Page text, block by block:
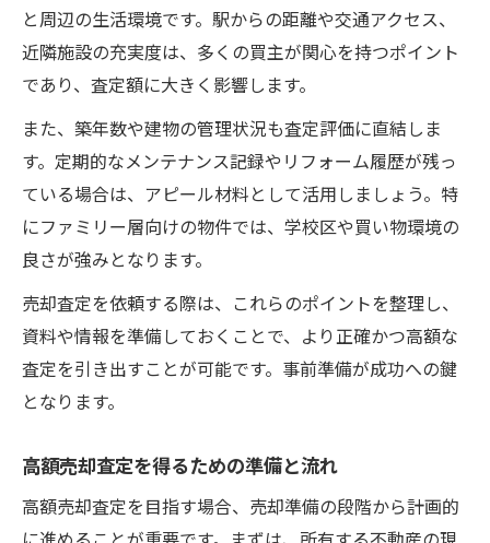
今こそ売却査定で強みを引き出すポイント
売却査定で自宅の強みを際立たせる方法
タイミング重視の売却査定活用ポイント
売却査定を通じて他物件との差別化を図る
強みを反映した売却査定の見せ方を工夫
売却査定の数字を活かすアピール戦略
売却査定を比較し高額成約へと導く戦略
高額成約に繋がる売却査定の選び方
売却査定比較で見落とせない重要ポイント
複数の売却査定を活かす交渉術を解説
と周辺の生活環境です。駅からの距離や交通アクセス、
近隣施設の充実度は、多くの買主が関心を持つポイント
であり、査定額に大きく影響します。
また、築年数や建物の管理状況も査定評価に直結しま
す。定期的なメンテナンス記録やリフォーム履歴が残っ
ている場合は、アピール材料として活用しましょう。特
にファミリー層向けの物件では、学校区や買い物環境の
良さが強みとなります。
売却査定を依頼する際は、これらのポイントを整理し、
資料や情報を準備しておくことで、より正確かつ高額な
査定を引き出すことが可能です。事前準備が成功への鍵
となります。
高額売却査定を得るための準備と流れ
高額売却査定を目指す場合、売却準備の段階から計画的